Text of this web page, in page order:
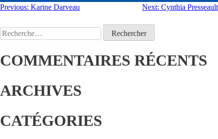
NAVIGATION
DE
L'ARTICLE
Previous: Karine Darveau Next: Cynthia Presseault
Rechercher :
COMMENTAIRES RÉCENTS
ARCHIVES
CATÉGORIES